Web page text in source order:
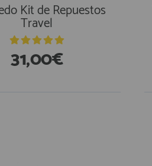
Kit de Repuestos
Travel
31,00€